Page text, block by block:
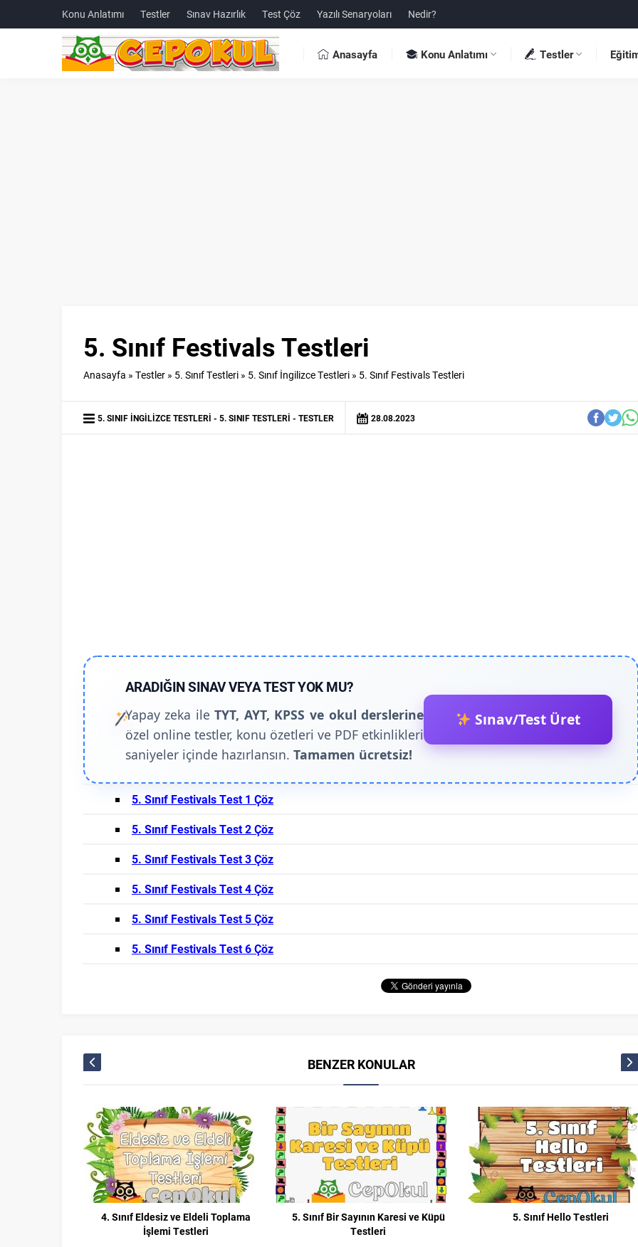
Konu Anlatımı Testler Sınav Hazırlık Test Çöz Yazılı Senaryoları Nedir?
Anasayfa Konu Anlatımı Testler
5. Sınıf Festivals Testleri
Anasayfa » Testler » 5. Sınıf Testleri » 5. Sınıf İngilizce Testleri » 5. Sınıf Festivals Testleri
5. SINIF İNGILIZCE TESTLERI 5. SINIF TESTLERI TESTLER 28.08.2023
ARADIĞIN SINAV VEYA TEST YOK MU?
Yapay zeka ileTYT, AYT, KPSS ve okul derslerine
özel online testler, konu özetleri ve PDF etkinlikleri
saniyeler içinde hazırlansın. Tamamen ücretsiz!
Sınav/Test Üret
5. Sınıf Festivals Test 1 Çöz
5. Sınıf Festivals Test 2 Çöz
5. Sınıf Festivals Test 3 Çöz
5. Sınıf Festivals Test 4 Çöz
5. Sınıf Festivals Test 5 Çöz
5. Sınıf Festivals Test 6 Çöz
BENZER KONULAR
4. Sınıf Eldesiz ve Eldeli Toplama
İşlemi Testleri
5. Sınıf Bir Sayının Karesi ve Küpü
Testleri
5. Sınıf Hello Testleri